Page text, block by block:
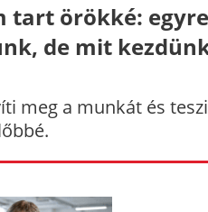
tart örökké: egyre
de mit
meg a munkát és